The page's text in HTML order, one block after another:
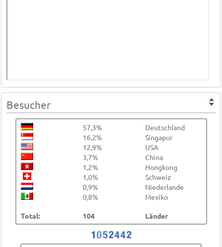
Besucher
57,3%
Deutschland
16,2%
Singapur
12,9%
USA
3,7%
China
1,2%
Hongkong
1,0%
Schweiz
0,9%
Niederlande
0,8%
Mexiko
Total: 104 Länder